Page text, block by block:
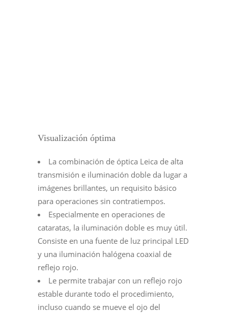
Visualización óptima
La combinación de óptica Leica de alta
transmisión e iluminación doble da lugar a
imágenes brillantes, un requisito básico
para operaciones sin contratiempos.
Especialmente en operaciones de
cataratas, la iluminación doble es muy útil.
Consiste en una fuente de luz principal LED
y una iluminación halógena coaxial de
reflejo rojo.
Le permite trabajar con un reflejo rojo
estable durante todo el procedimiento,
incluso cuando se mueve el ojo del